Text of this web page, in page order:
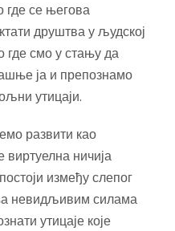
се његова
друштва у људској
где смо у стању да
ја и препознамо
утицаји.
развити као
виртуелна ничија
између слепог
невидљивим силама
утицаје које